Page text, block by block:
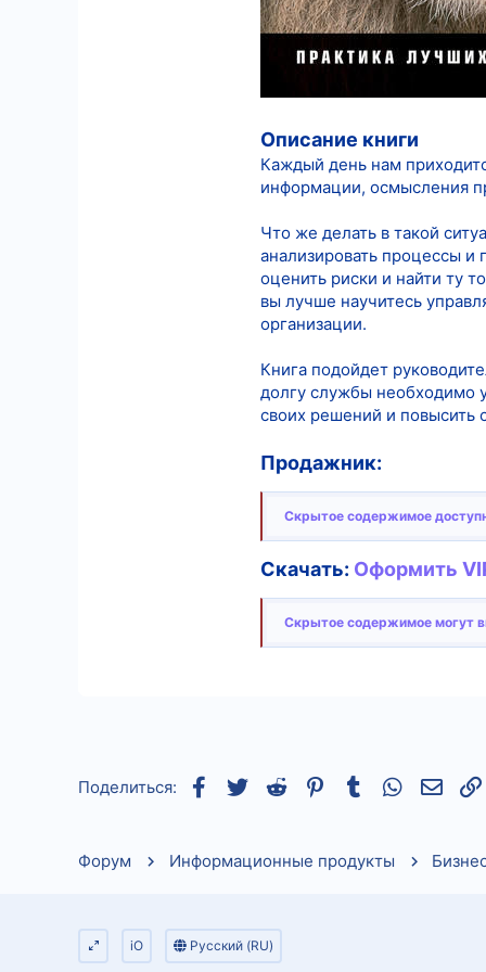
Описание книги
Каждый день нам
информации, осмысления
Что же делать в такой
анализировать процессы
оценить риски и найти ту
вы лучше научитесь
организации.
Книга подойдет
долгу службы необходимо
своих решений и повысить
Продажник:
Скрытое содержимое
Скачать: Оформить
Скрытое содержимое могут
Поделиться: Facebook
TwitterReddit Pinterest
TumblrWhatsApp
Форум Информационные продукты
iO Русский (RU)